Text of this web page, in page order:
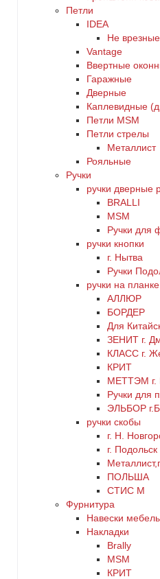
Петли
IDEA
Не врезные
Vantage
Ввертные
Гаражные
Дверные
Каплевидные
Петли MSM
Петли стрелы
Металлист
Рояльные
Ручки
ручки дверные
BRALLI
MSM
Ручки для
ручки кнопки
г. Нытва
Ручки
ручки на планке
АЛЛЮР
БОРДЕР
Для
ЗЕНИТ г.
КЛАСС г.
КРИТ
МЕТТЭМ г.
Ручки для
ЭЛЬБОР
ручки скобы
г. Н.
г.
ПОЛЬША
СТИС М
Фурнитура
Навески
Накладки
Brally
MSM
КРИТ